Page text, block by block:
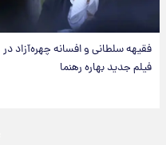
فقیهه سلطانی و افسانه چهره‌آزاد در
فیلم جدید بهاره رهنما